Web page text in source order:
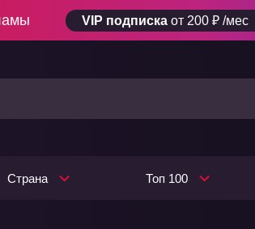
VIP подписка от 200 ₽ /мес
Страна Топ 100